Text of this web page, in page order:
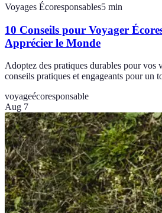
Voyages Écoresponsables5 min
10 Conseils pour Voyager
Apprécier le Monde
Adoptez des pratiques durables pour vos
conseils pratiques et engageants pour un
voyageécoresponsable
Aug 7